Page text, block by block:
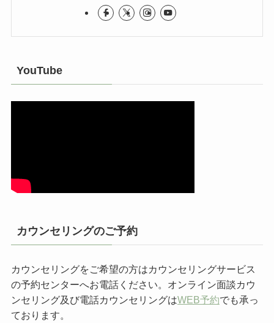
YouTube
カウンセリングのご予約
カウンセリングをご希望の方はカウンセリングサービス
の予約センターへお電話ください。オンライン面談カウ
ンセリング及び電話カウンセリングはWEB予約でも承っ
ております。